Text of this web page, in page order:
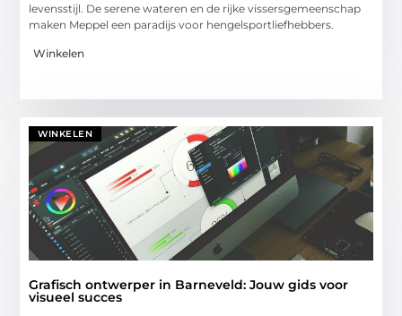
levensstijl. De serene wateren en de rijke vissersgemeenschap
maken Meppel een paradijs voor hengelsportliefhebbers.
Winkelen
WINKELEN
Grafisch ontwerper in Barneveld: Jouw gids voor
visueel succes